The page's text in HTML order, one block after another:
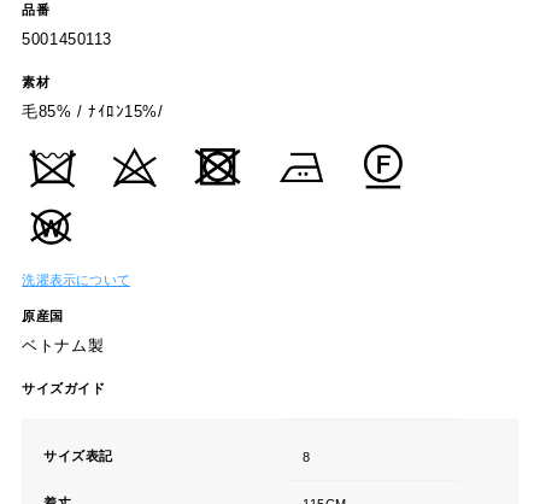
品番
5001450113
素材
毛85% / ﾅｲﾛﾝ15%/
洗濯表示について
原産国
ベトナム製
サイズガイド
サイズ表記 8